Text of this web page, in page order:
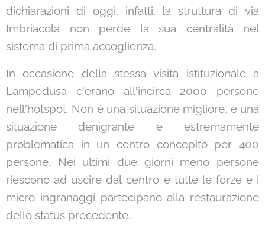
dichiarazioni di oggi, infatti, la struttura di via
Imbriacola non perde la sua centralità nel
sistema di prima accoglienza.
In occasione della stessa visita istituzionale a
Lampedusa c'erano all'incirca 2000 persone
nell'hotspot. Non è una situazione migliore, è una
situazione denigrante e estremamente
problematica in un centro concepito per 400
persone. Nei ultimi due giorni meno persone
riescono ad uscire dal centro e tutte le forze e i
micro ingranaggi partecipano alla restaurazione
dello status precedente.